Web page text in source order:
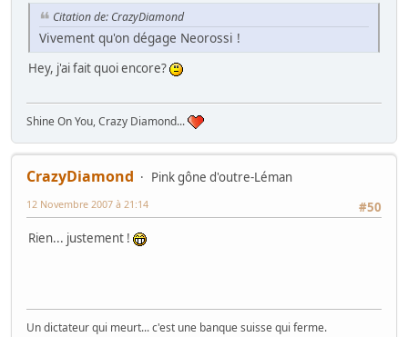
Citation de: CrazyDiamond
Vivement qu'on dégage Neorossi !
Hey, j'ai fait quoi encore?
Shine On You, Crazy Diamond...
CrazyDiamond
Pink gône d'outre-Léman
#50
12 Novembre 2007 à 21:14
Rien... justement !
Un dictateur qui meurt... c'est une banque suisse qui ferme.